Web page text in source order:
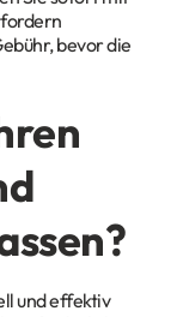
bevor die
und effektiv